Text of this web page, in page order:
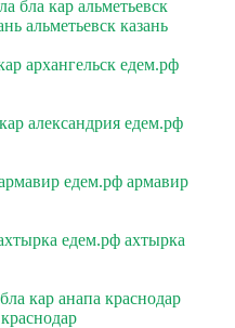
бла кар альметьевск
альметьевск казань
архангельск едем.рф
александрия едем.рф
едем.рф армавир
едем.рф ахтырка
кар анапа краснодар